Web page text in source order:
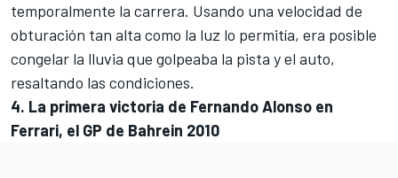
temporalmente la carrera. Usando una velocidad de
obturación tan alta como la luz lo permitía, era posible
congelar la lluvia que golpeaba la pista y el auto,
resaltando las condiciones.
4. La primera victoria de Fernando Alonso en
Ferrari, el GP de Bahrein 2010